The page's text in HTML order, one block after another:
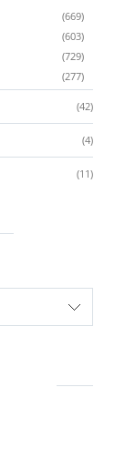
(669)
(603)
(729)
(277)
(42)
(4)
(11)